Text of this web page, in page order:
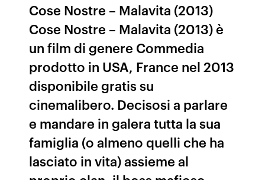
Cose Nostre – Malavita (2013)
Cose Nostre – Malavita (2013) è
un film di genere Commedia
prodotto in USA, France nel 2013
disponibile gratis su
cinemalibero. Decisosi a parlare
e mandare in galera tutta la sua
famiglia (o almeno quelli che ha
lasciato in vita) assieme al